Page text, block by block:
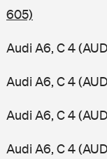
605)
Audi A6, C 4
Audi A6, C 4
Audi A6, C 4
Audi A6, C 4